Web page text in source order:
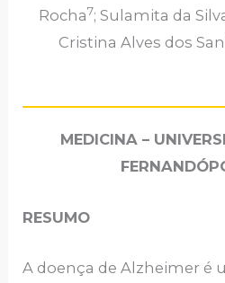
Rocha7; Sulamita da
Cristina Alves dos
MEDICINA –
RESUMO
A doença de Alzheimer é